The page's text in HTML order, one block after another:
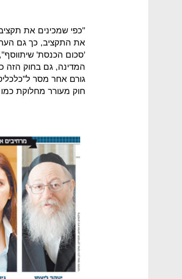
"כפי שמכינים את
את התקציב, כך גם
'סכום הכנסת'
המדינה, גם בחוק הזה
גורם אחר מסר
חוק מעורר מחלוקת